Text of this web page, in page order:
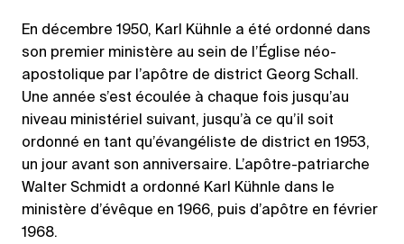
En décembre 1950, Karl Kühnle a été ordonné dans
son premier ministère au sein de l’Église néo-
apostolique par l’apôtre de district Georg Schall.
Une année s’est écoulée à chaque fois jusqu’au
niveau ministériel suivant, jusqu’à ce qu’il soit
ordonné en tant qu’évangéliste de district en 1953,
un jour avant son anniversaire. L’apôtre-patriarche
Walter Schmidt a ordonné Karl Kühnle dans le
ministère d’évêque en 1966, puis d’apôtre en février
1968.